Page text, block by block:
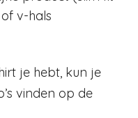
v-hals
je hebt, kun je
vinden op de